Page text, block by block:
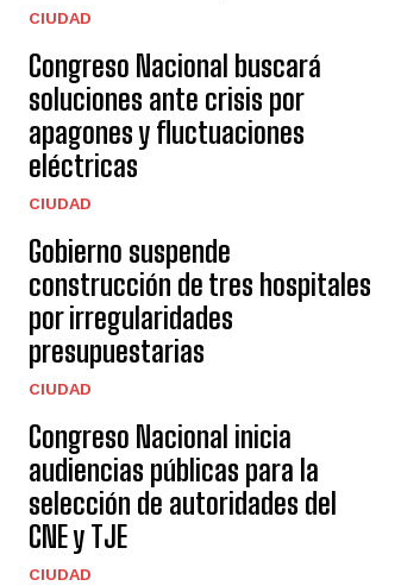
CIUDAD
Congreso Nacional buscará
soluciones ante crisis por
apagones y fluctuaciones
eléctricas
CIUDAD
Gobierno suspende
construcción de tres hospitales
por irregularidades
presupuestarias
CIUDAD
Congreso Nacional inicia
audiencias públicas para la
selección de autoridades del
CNE y TJE
CIUDAD